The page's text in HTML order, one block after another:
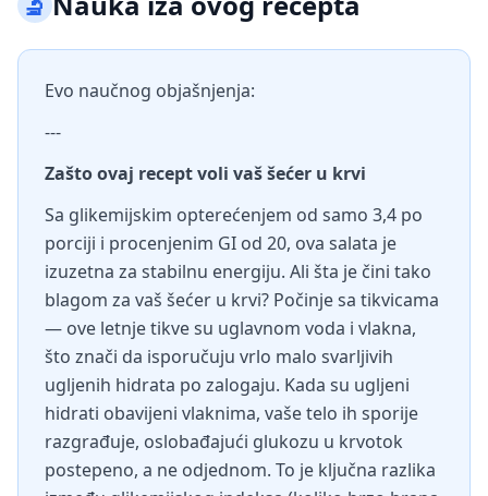
Evo naučnog objašnjenja:
---
Zašto ovaj recept voli vaš šećer u krvi
Sa glikemijskim opterećenjem od samo 3,4 po
porciji i procenjenim GI od 20, ova salata je
izuzetna za stabilnu energiju. Ali šta je čini tako
blagom za vaš šećer u krvi? Počinje sa tikvicama
— ove letnje tikve su uglavnom voda i vlakna,
što znači da isporučuju vrlo malo svarljivih
ugljenih hidrata po zalogaju. Kada su ugljeni
hidrati obavijeni vlaknima, vaše telo ih sporije
razgrađuje, oslobađajući glukozu u krvotok
postepeno, a ne odjednom. To je ključna razlika